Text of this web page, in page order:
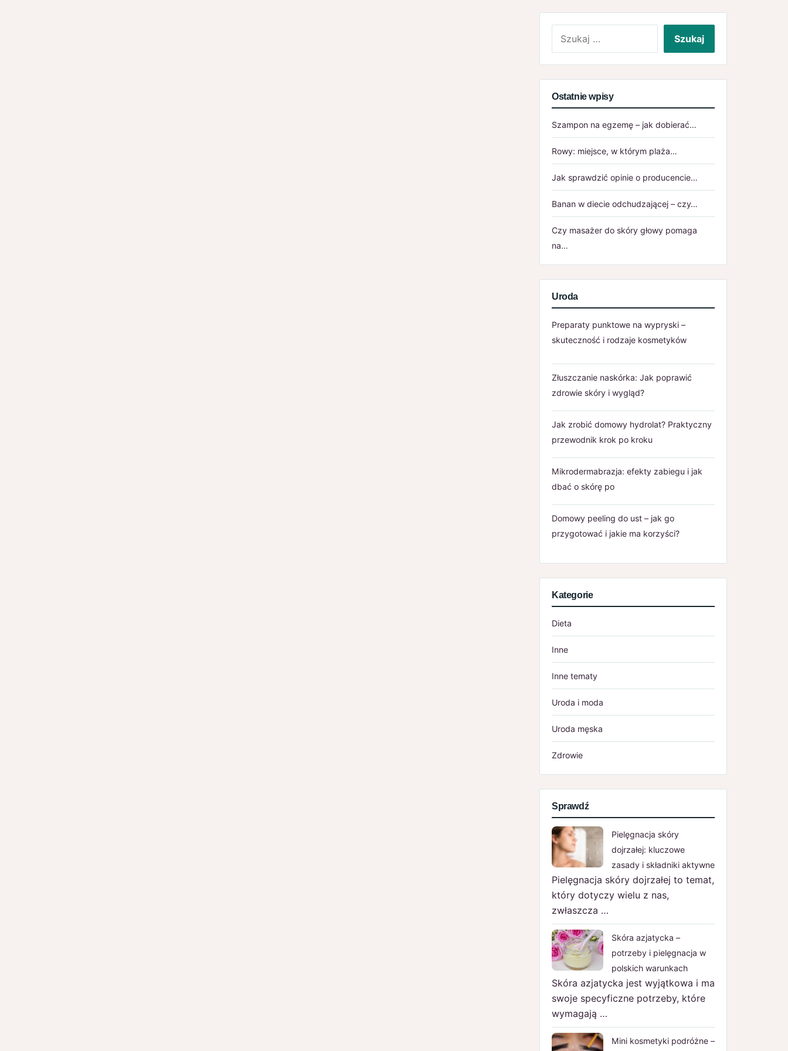
Ostatnie wpisy
Szampon na egzemę – jak dobierać…
Rowy: miejsce, w którym plaża…
Jak sprawdzić opinie o producencie…
Banan w diecie odchudzającej – czy…
Czy masażer do skóry głowy pomaga
na…
Uroda
Preparaty punktowe na wypryski –
skuteczność i rodzaje kosmetyków
Złuszczanie naskórka: Jak poprawić
zdrowie skóry i wygląd?
Jak zrobić domowy hydrolat? Praktyczny
przewodnik krok po kroku
Mikrodermabrazja: efekty zabiegu i jak
dbać o skórę po
Domowy peeling do ust – jak go
przygotować i jakie ma korzyści?
Kategorie
Dieta
Inne
Inne tematy
Uroda i moda
Uroda męska
Zdrowie
Sprawdź
Pielęgnacja skóry
dojrzałej: kluczowe
zasady i składniki aktywne
Pielęgnacja skóry dojrzałej to temat,
który dotyczy wielu z nas,
zwłaszcza …
Skóra azjatycka –
potrzeby i pielęgnacja w
polskich warunkach
Skóra azjatycka jest wyjątkowa i ma
swoje specyficzne potrzeby, które
wymagają …
Mini kosmetyki podróżne –